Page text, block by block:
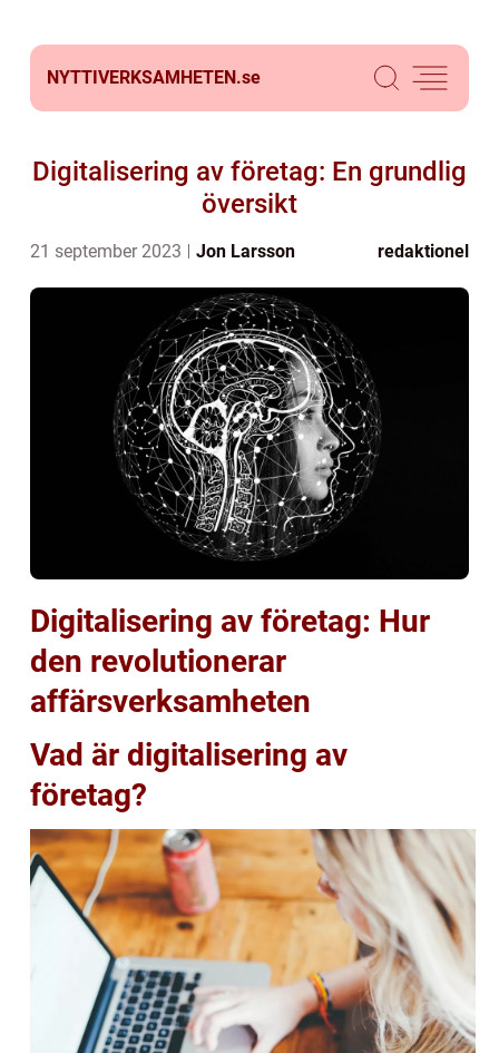
NYTTIVERKSAMHETEN.se
Digitalisering av företag: En grundlig
översikt
21 september 2023 Jon Larsson redaktionel
Digitalisering av företag: Hur
den revolutionerar
affärsverksamheten
Vad är digitalisering av
företag?